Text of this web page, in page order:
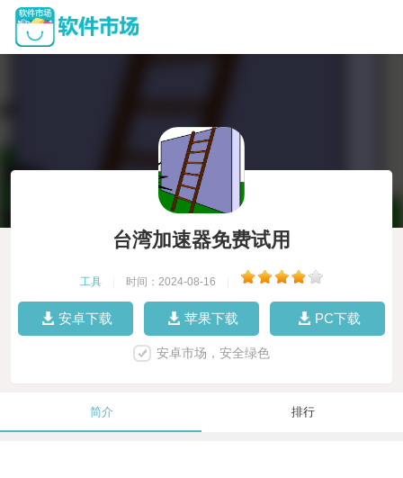
台湾加速器免费试用
工具 时间：2024-08-16
安卓下载 苹果下载 PC下载
安卓市场，安全绿色
简介 排行